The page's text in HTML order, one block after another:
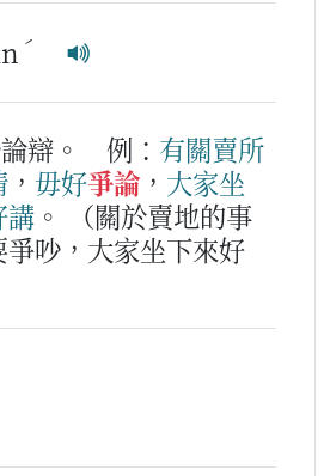
ˊ
辯。 例： 有關賣所
， 毋好爭論 ， 大家坐
講 。
（關於賣地的事
爭吵，大家坐下來好